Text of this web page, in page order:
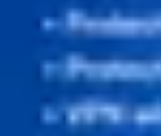
Informatique Expert
Évaluation d'experts Compétences
Informatique Expert